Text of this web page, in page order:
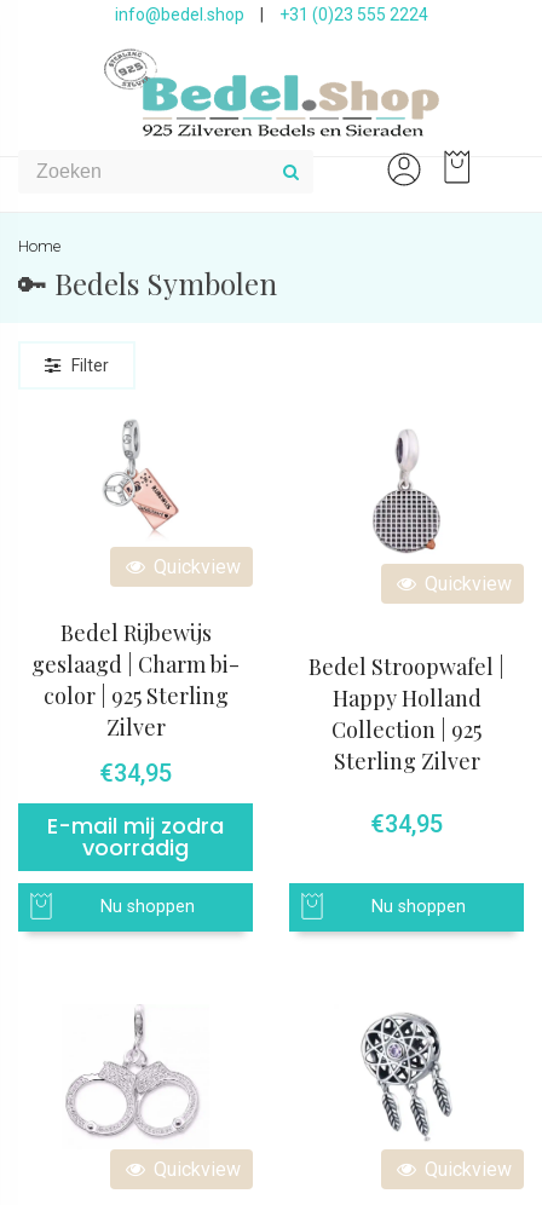
info@bedel.shop +31 (0)23 555 2224
Home
🔑 Bedels Symbolen
Filter
Quickview
Bedel Rijbewijs
geslaagd | Charm bi-
color | 925 Sterling
Zilver
€34,95
E-mail mij zodra
voorradig
Nu shoppen
Quickview
Bedel Stroopwafel |
Happy Holland
Collection | 925
Sterling Zilver
€34,95
Nu shoppen
Quickview Quickview